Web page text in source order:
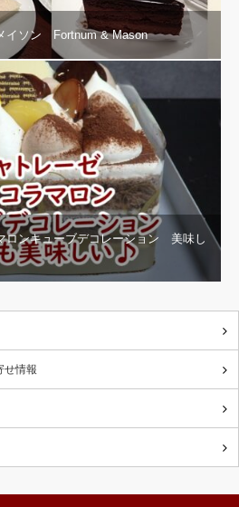
イソン Fortnum & Mason
ロンキューブデコレーション 美味し
せ情報